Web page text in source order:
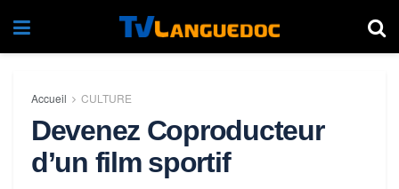
Accueil CULTURE
Devenez Coproducteur
d’un film sportif